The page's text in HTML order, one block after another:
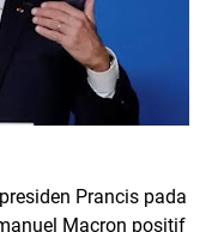
Prancis pada
Macron positif